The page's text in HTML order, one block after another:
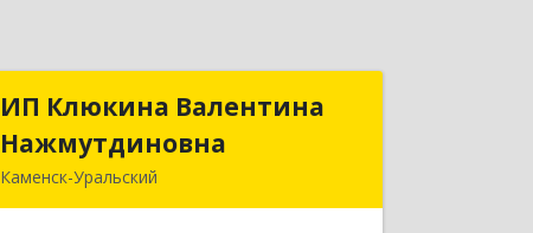
ИП Клюкина Валентина
Нажмутдиновна
Каменск-Уральский
ИП Клюкина Валентина
Нажмутдиновна